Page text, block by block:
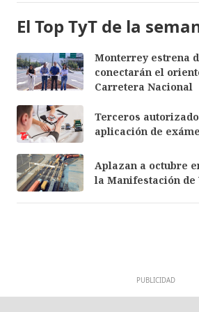
El Top TyT de la
Monterrey estrena
conectarán el
Carretera Nacional
Terceros
aplicación de
Aplazan a octubre
la Manifestación
PUBLICIDAD